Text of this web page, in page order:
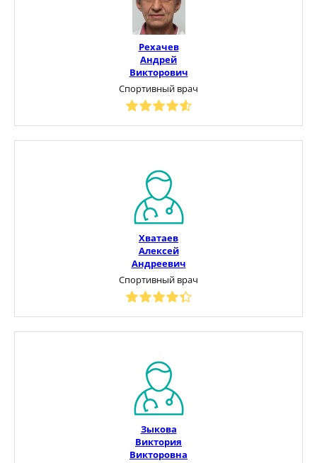
Рехачев
Андрей
Викторович
Спортивный врач
Хватаев
Алексей
Андреевич
Спортивный врач
Зыкова
Виктория
Викторовна